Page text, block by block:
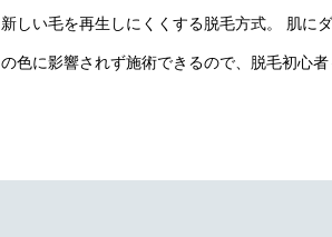
新しい毛を再生しにくくする脱毛方式。 肌に
の色に影響されず施術できるので、脱毛初心